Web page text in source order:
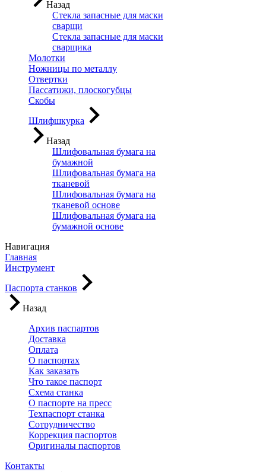
Назад
Стекла запасные для маски
сварщи
Стекла запасные для маски
сварщика
Молотки
Ножницы по металлу
Отвертки
Пассатижи, плоскогубцы
Скобы
Шлифшкурка
Назад
Шлифовальная бумага на
бумажной
Шлифовальная бумага на
тканевой
Шлифовальная бумага на
тканевой основе
Шлифовальная бумага на
бумажной основе
Навигация
Главная
Инструмент
Паспорта станков
Назад
Архив паспартов
Доставка
Оплата
О паспортах
Как заказать
Что такое паспорт
Схема станка
О паспорте на пресс
Техпаспорт станка
Сотрудничество
Коррекция паспортов
Оригиналы паспортов
Контакты